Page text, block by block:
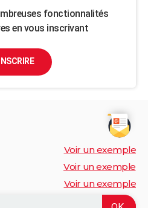
fonctionnalités
en vous inscrivant
Voir un exemple
Voir un exemple
Voir un exemple